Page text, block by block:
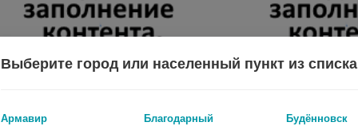
Выберите город или населенный пункт из списка
Армавир Благодарный
Будённовск